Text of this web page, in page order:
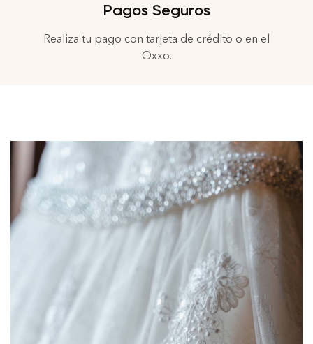
Pagos Seguros
Realiza tu pago con tarjeta de crédito o en el
Oxxo.